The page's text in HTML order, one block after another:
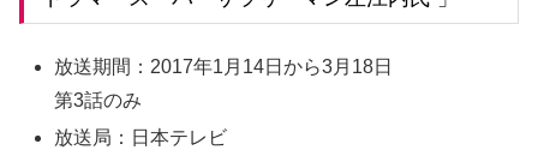
放送期間： 2017年1月14日から3月18日
第3話のみ
放送局：日本テレビ